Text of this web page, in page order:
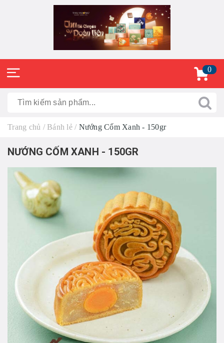
0
Trang chủ / Bánh lẻ / Nướng Cốm Xanh - 150gr
NƯỚNG CỐM XANH - 150GR